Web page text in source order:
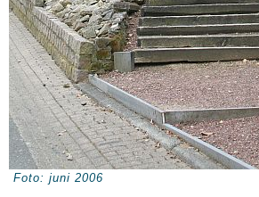
Foto: juni 2006